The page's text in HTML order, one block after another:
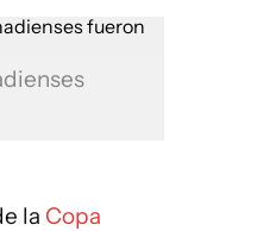
la Copa